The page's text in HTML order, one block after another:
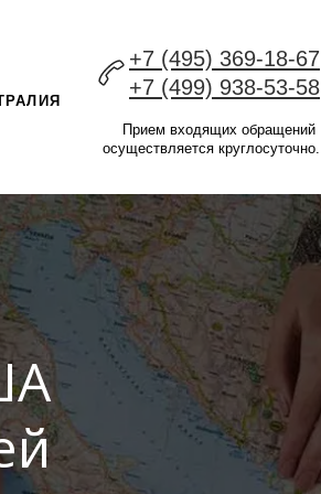
+7 (495) 369-18-67
+7 (499) 938-53-58
Прием входящих обращений
осуществляется круглосуточно.